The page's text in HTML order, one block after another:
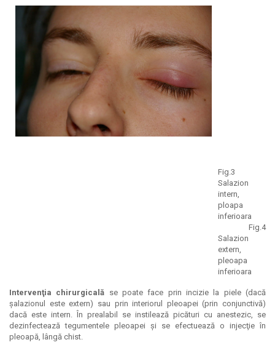
Fig.3
Salazion
intern,
ploapa
inferioara
Fig.4
Salazion
extern,
pleoapa
inferioara
Intervenţia chirurgicală se poate face prin incizie la piele (dacă
şalazionul este extern) sau prin interiorul pleoapei (prin conjunctivă)
dacă este intern. În prealabil se instilează picături cu anestezic, se
dezinfectează tegumentele pleoapei şi se efectuează o injecţie în
pleoapă, lângă chist.